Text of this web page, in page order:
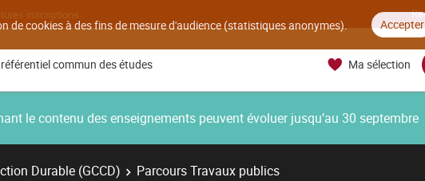
cookies à des fins de mesure d'audience (statistiques anonymes). Accepter
inscriptions
référentiel commun des études Ma sélection
le contenu des enseignements peuvent évoluer jusqu’au 30 septembre
Durable (GCCD)
Parcours Travaux publics